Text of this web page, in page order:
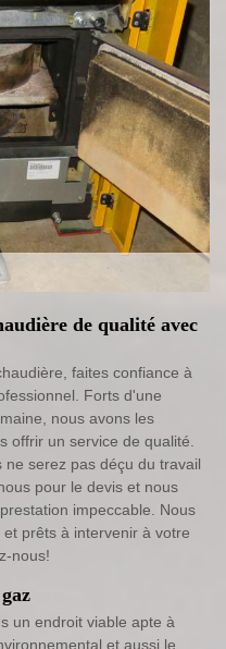
de qualité avec
faites confiance à
Forts d'une
nous avons les
offrir un service de qualité.
serez pas déçu du travail
pour le devis et nous
impeccable. Nous
prêts à intervenir à votre
nous!
un endroit viable apte à
et aussi le